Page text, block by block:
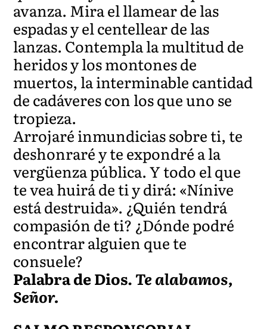
avanza. Mira el llamear de las
espadas y el centellear de las
lanzas. Contempla la multitud de
heridos y los montones de
muertos, la interminable cantidad
de cadáveres con los que uno se
tropieza.
Arrojaré inmundicias sobre ti, te
deshonraré y te expondré a la
vergüenza pública. Y todo el que
te vea huirá de ti y dirá: «Nínive
está destruida». ¿Quién tendrá
compasión de ti? ¿Dónde podré
encontrar alguien que te
consuele?
Palabra de Dios.Te alabamos,
Señor.